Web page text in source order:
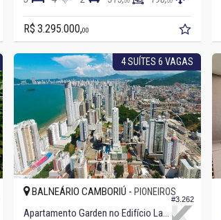
R$ 3.295.000,00
4 SUÍTES 6 VAGAS
#3.262
BALNEÁRIO CAMBORIÚ - PIONEIROS
Apartamento Garden no Edifício Las Brisas